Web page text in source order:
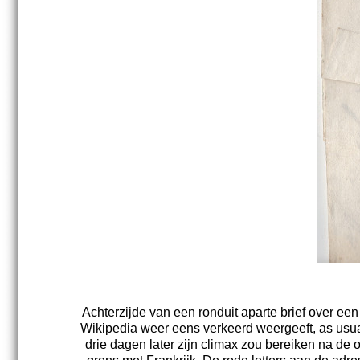
Achterzijde van een ronduit aparte brief over
Wikipedia weer eens verkeerd weergeeft, as
drie dagen later zijn climax zou bereiken na de